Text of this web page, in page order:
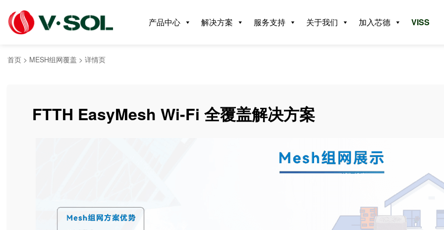
产品中心 解决方案 服务支持 关于我们 加入芯德 VISS
首页 > MESH组网覆盖 > 详情页
FTTH EasyMesh Wi-Fi 全覆盖解决方案